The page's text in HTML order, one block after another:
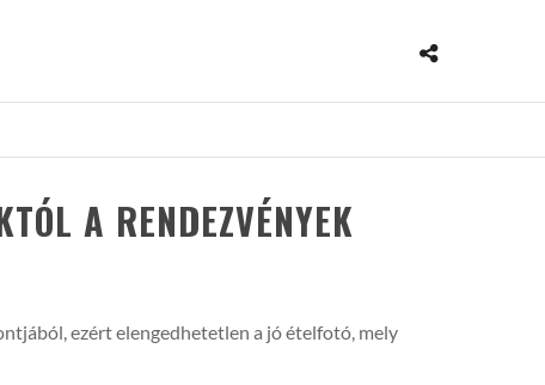
A RENDEZVÉNYEK
ezért elengedhetetlen a jó ételfotó, mely